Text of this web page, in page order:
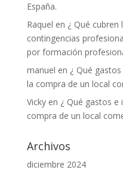
España.
Raquel en ¿ Qué
contingencias
por formación
manuel en ¿ Qué
la compra de un local
Vickyen ¿ Qué gastos e
compra de un local
Archivos
diciembre 2024